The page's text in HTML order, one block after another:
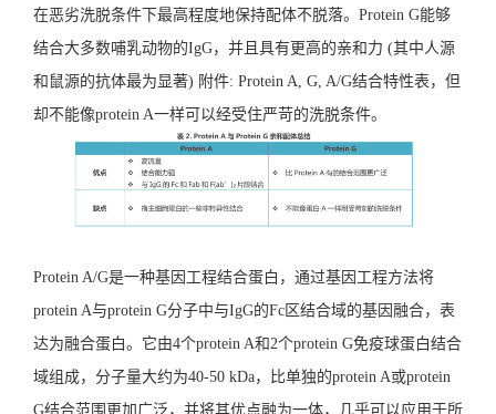
在恶劣洗脱条件下最高程度地保持配体不脱落。Protein G能够
结合大多数哺乳动物的IgG，并且具有更高的亲和力 (其中人源
和鼠源的抗体最为显著) 附件: Protein A, G, A/G结合特性表， 但
却不能像protein A一样可以经受住严苛的洗脱条件。
Protein A/G是一种基因工程结合蛋白，通过基因工程方法将
protein A与protein G分子中与IgG的Fc区结合域的基因融合，表
达为融合蛋白。它由4个protein A和2个protein G免疫球蛋白结合
域组成，分子量大约为40-50 kDa，比单独的protein A或protein
G结合范围更加广泛，并将其优点融为一体，几乎可以应用于所